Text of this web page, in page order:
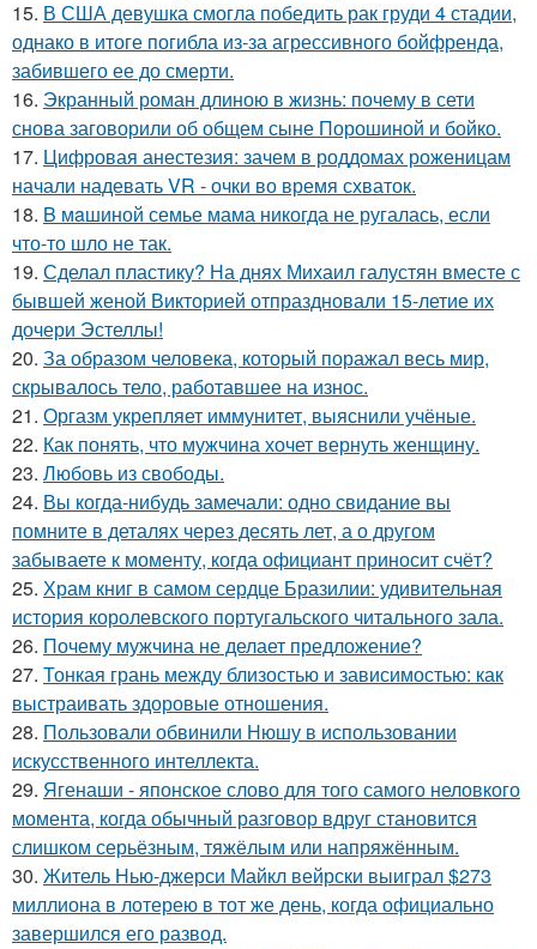
15. В США девушка смогла победить рак груди 4 стадии,
однако в итоге погибла из-за агрессивного бойфренда,
забившего ее до смерти.
16. Экранный роман длиною в жизнь: почему в сети
снова заговорили об общем сыне Порошиной и бойко.
17. Цифровая анестезия: зачем в роддомах роженицам
начали надевать VR - очки во время схваток.
18. B мaшиной семье мама никогда не ругалась, если
что-то шло не так.
19. Сделал пластику? На днях Михаил галустян вместе с
бывшей женой Викторией отпраздновали 15-летие их
дочери Эстеллы!
20. За образом человека, который поражал весь мир,
скрывалось тело, работавшее на износ.
21. Оргазм укрепляет иммунитет, выяснили учёные.
22. Как понять, что мужчина хочет вернуть женщину.
23. Любовь из свободы.
24. Вы когда-нибудь замечали: одно свидание вы
помните в деталях через десять лет, а о другом
забываете к моменту, когда официант приносит счёт?
25. Храм книг в самом сердце Бразилии: удивительная
история королевского португальского читального зала.
26. Почему мужчина не делает предложение?
27. Тонкая грань между близостью и зависимостью: как
выстраивать здоровые отношения.
28. Пользовали обвинили Нюшу в использовании
искусственного интеллекта.
29. Ягенаши - японское слово для того самого неловкого
момента, когда обычный разговор вдруг становится
слишком серьёзным, тяжёлым или напряжённым.
30. Житель Нью-джерси Майкл вейрски выиграл $273
миллиона в лотерею в тот же день, когда официально
завершился его развод.